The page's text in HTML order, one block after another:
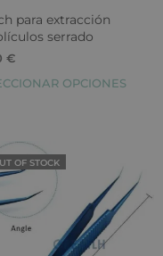
para extracción
serrado
€
OPCIONES
OF STOCK